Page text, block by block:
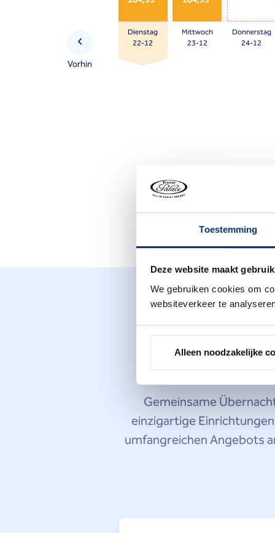
Toestemming
Deze website maakt
We gebruiken cookies om
websiteverkeer te
Alleen noodzakelijke
Press
the
question
Dienstag
22-12
Mittwoch
23-12
Donnerstag
24-12
Vorhin
Volles
Gemeinsame
einzigartige
umfangreichen Angebots